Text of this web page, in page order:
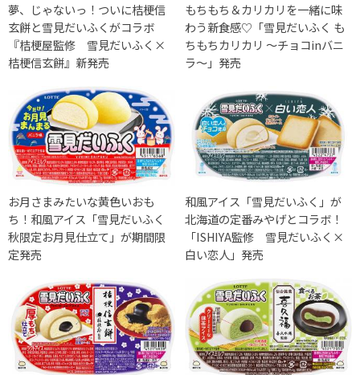
夢、じゃないっ！ついに桔梗信
玄餅と雪見だいふくがコラボ
『桔梗屋監修 雪見だいふく×
桔梗信玄餅』新発売
もちもち＆カリカリを一緒に味
わう新食感♡「雪見だいふく も
ちもちカリカリ ～チョコinバニ
ラ～」発売
お月さまみたいな黄色いおも
ち！和風アイス「雪見だいふく
秋限定お月見仕立て」が期間限
定発売
和風アイス「雪見だいふく」が
北海道の定番みやげとコラボ！
「ISHIYA監修 雪見だいふく×
白い恋人」発売